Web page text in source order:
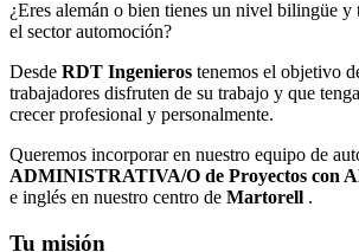
¿Eres alemán o bien tienes un nivel bilingüe y
el sector automoción?
Desde RDT Ingenieros tenemos el objetivo
trabajadores disfruten de su trabajo y que
crecer profesional y personalmente.
Queremos incorporar en nuestro equipo de
ADMINISTRATIVA/O de Proyectos con
e inglés en nuestro centro de Martorell .
Tu misión